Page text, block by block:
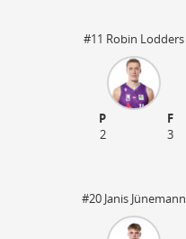
#11 Robin Lodders
P
F
2
3
#20 Janis Jünemann